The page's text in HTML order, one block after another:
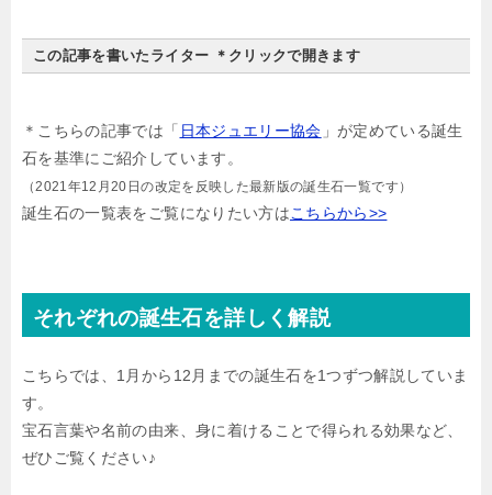
この記事を書いたライター ＊クリックで開きます
＊こちらの記事では「 日本ジュエリー協会 」が定めている誕生
石を基準にご紹介しています。
（2021年12月20日の改定を反映した最新版の誕生石一覧です）
誕生石の一覧表をご覧になりたい方はこちらから>>
それぞれの誕生石を詳しく解説
こちらでは、1月から12月までの誕生石を1つずつ解説していま
す。
宝石言葉や名前の由来、身に着けることで得られる効果など、
ぜひご覧ください♪